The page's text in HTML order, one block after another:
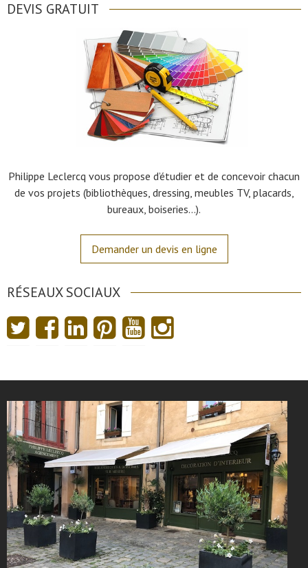
DEVIS GRATUIT
Philippe Leclercq vous propose d’étudier et de concevoir chacun
de vos projets (bibliothèques, dressing, meubles TV, placards,
bureaux, boiseries…).
Demander un devis en ligne
RÉSEAUX SOCIAUX